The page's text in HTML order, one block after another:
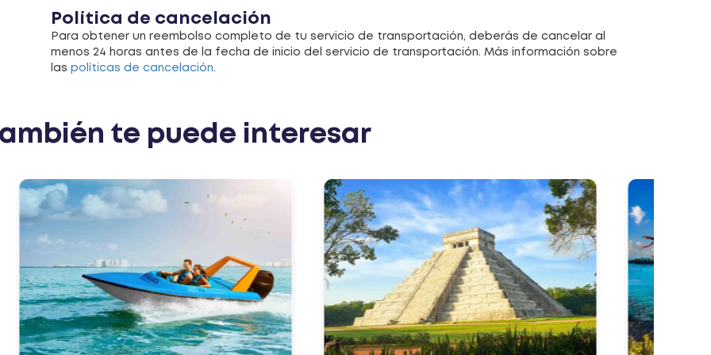
Política de cancelación
Para obtener un reembolso completo de tu servicio de transportación, deberás de cancelar al
menos 24 horas antes de la fecha de inicio del servicio de transportación. Más información sobre
las políticas de cancelación.
te puede interesar